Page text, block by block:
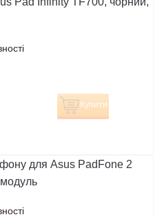
Купити
для Asus PadFone 2